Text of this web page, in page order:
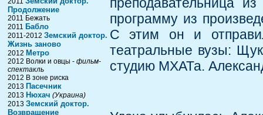
Продолжение
2011 Бежать
2011 Бабло
2011-2012 Земский доктор.
Жизнь заново
2012 Метро
2012 Волки и овцы - фильм-
спектакль
2012 В зоне риска
2013 Пасечник
2013 Нюхач (Украина)
2013 Земский доктор.
Возвращение
преподавательница
программу из
С этим он и
театральные вузы:
студию МХАТа.